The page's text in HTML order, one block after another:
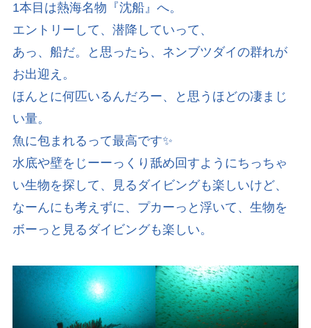
1本目は熱海名物『沈船』へ。
エントリーして、潜降していって、
あっ、船だ。と思ったら、ネンブツダイの群れが
お出迎え。
ほんとに何匹いるんだろー、と思うほどの凄まじ
い量。
魚に包まれるって最高です✨
水底や壁をじーーっくり舐め回すようにちっちゃ
い生物を探して、見るダイビングも楽しいけど、
なーんにも考えずに、プカーっと浮いて、生物を
ボーっと見るダイビングも楽しい。